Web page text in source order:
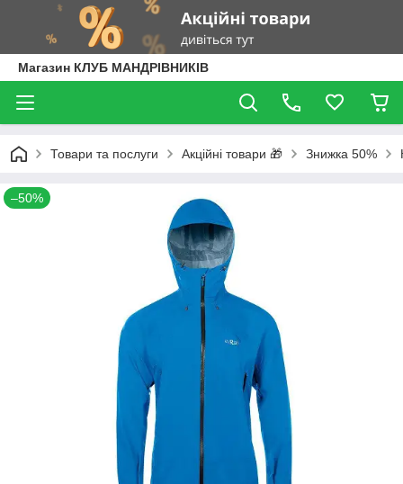
Магазин КЛУБ МАНДРІВНИКІВ
Товари та послуги Акційні товари 🎁 Знижка 50%
–50%